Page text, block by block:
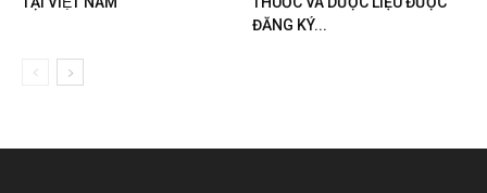
ĐĂNG KÝ...